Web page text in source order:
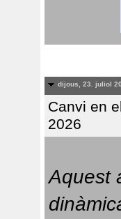
dijous, 23. juliol
Canvi en
2026
Aquest